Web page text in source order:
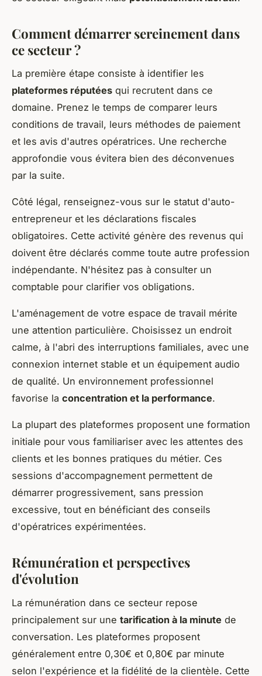
Comment démarrer sereinement dans
ce secteur ?
La première étape consiste à identifier les
plateformes réputées qui recrutent dans ce
domaine. Prenez le temps de comparer leurs
conditions de travail, leurs méthodes de paiement
et les avis d'autres opératrices. Une recherche
approfondie vous évitera bien des déconvenues
par la suite.
Côté légal, renseignez-vous sur le statut d'auto-
entrepreneur et les déclarations fiscales
obligatoires. Cette activité génère des revenus qui
doivent être déclarés comme toute autre profession
indépendante. N'hésitez pas à consulter un
comptable pour clarifier vos obligations.
L'aménagement de votre espace de travail mérite
une attention particulière. Choisissez un endroit
calme, à l'abri des interruptions familiales, avec une
connexion internet stable et un équipement audio
de qualité. Un environnement professionnel
favorise la concentration et la performance.
La plupart des plateformes proposent une formation
initiale pour vous familiariser avec les attentes des
clients et les bonnes pratiques du métier. Ces
sessions d'accompagnement permettent de
démarrer progressivement, sans pression
excessive, tout en bénéficiant des conseils
d'opératrices expérimentées.
Rémunération et perspectives
d'évolution
La rémunération dans ce secteur repose
principalement sur une tarification à la minute de
conversation. Les plateformes proposent
généralement entre 0,30€ et 0,80€ par minute
selon l'expérience et la fidélité de la clientèle. Cette